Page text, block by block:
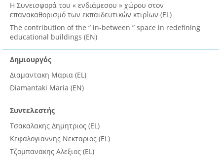
Η Συνεισφορά του « ενδιάμεσου » χώρου στον
επανακαθορισμό των εκπαιδευτικών κτιρίων (EL)
The contribution of the “ in-between ” space in redefining
educational buildings (EN)
Δημιουργός
Διαμαντακη Μαρια (EL)
Diamantaki Maria (EN)
Συντελεστής
Τσακαλακης Δημητριος (EL)
Κεφαλογιαννης Νεκταριος (EL)
Τζομπανακης Αλεξιος (EL)